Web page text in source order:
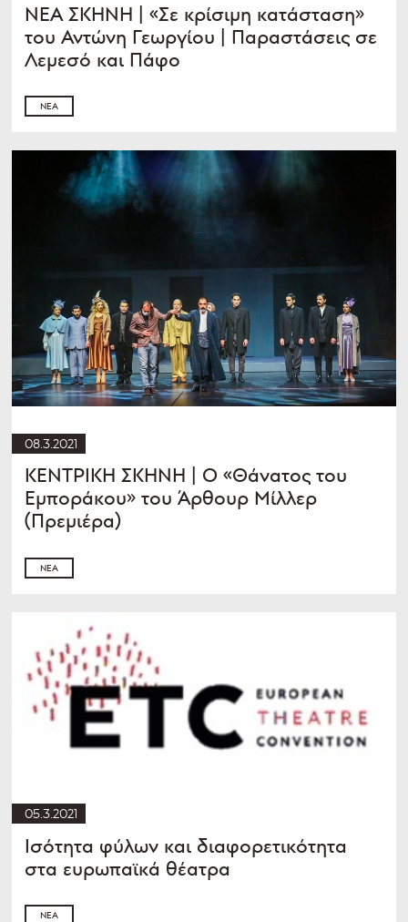
ΝΕΑ ΣΚΗΝΗ | «Σε κρίσιμη κατάσταση»
του Αντώνη Γεωργίου | Παραστάσεις σε
Λεμεσό και Πάφο
ΝΈΑ
08.3.2021
ΚΕΝΤΡΙΚΗ ΣΚΗΝΗ | Ο «Θάνατος του
Εμποράκου» του Άρθουρ Μίλλερ
(Πρεμιέρα)
ΝΈΑ
05.3.2021
Ισότητα φύλων και διαφορετικότητα
στα ευρωπαϊκά θέατρα
ΝΈΑ